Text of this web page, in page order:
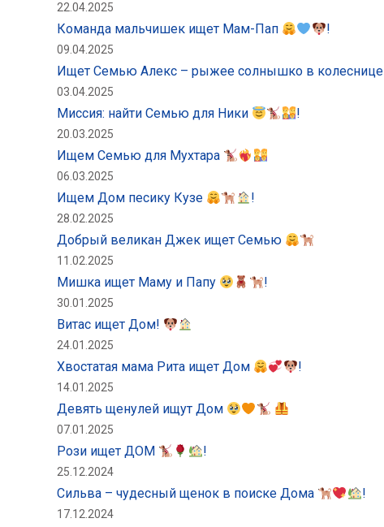
22.04.2025
Команда мальчишек ищет Мам-Пап !
09.04.2025
Ищет Семью Алекс – рыжее солнышко в колеснице
03.04.2025
Миссия: найти Семью для Ники !
20.03.2025
Ищем Семью для Мухтара
06.03.2025
Ищем Дом песику Кузе !
28.02.2025
Добрый великан Джек ищет Семью
11.02.2025
Мишка ищет Маму и Папу !
30.01.2025
Витас ищет Дом!
24.01.2025
Хвостатая мама Рита ищет Дом !
14.01.2025
Девять щенулей ищут Дом
07.01.2025
Рози ищет ДОМ !
25.12.2024
Сильва – чудесный щенок в поиске Дома !
17.12.2024